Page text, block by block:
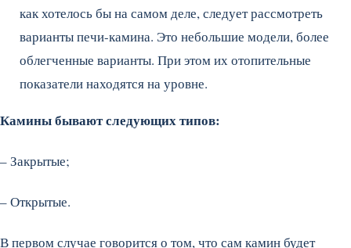
как хотелось бы на самом деле, следует рассмотреть
варианты печи-камина. Это небольшие модели, более
облегченные варианты. При этом их отопительные
показатели находятся на уровне.
Камины бывают следующих типов:
– Закрытые;
– Открытые.
В первом случае говорится о том, что сам камин будет